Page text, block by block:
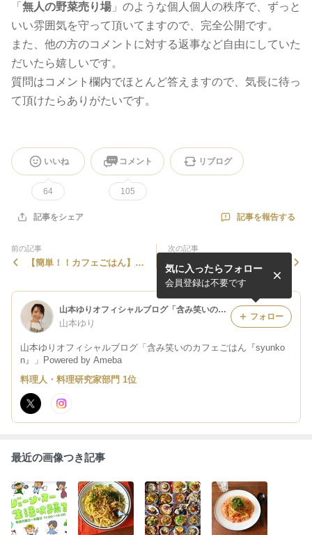
「 無人の野菜売り場 」のような個人個人の秩序で、ずっと
いい雰囲気を守って頂いてますので、完全公開です。
また、他の方のコメントに対する返事など自由にしていた
だいたら嬉しいです。
質問はコメント欄内でほとんど答えますので、気長に待っ
て頂けたらありがたいです。
いいね
64
コメント
105
リブログ
記事をシェア 記事を報告する
前の記事
【簡単！！カフェごはん】
次の記事
連載記事を更新しました。
と、夏の終わりのどうでもい
い文章
山本ゆりオフィシャルブログ「含み笑いのカフェごはん『syunkon』」Powered by Ameba
山本ゆり
山本ゆりオフィシャルブログ「含み笑いのカフェごはん『syunko
n』」Powered by Ameba
気に入ったらフォロー
会員登録は不要です
フォロー
料理人・料理研究家部門 1位
最近の画像つき記事